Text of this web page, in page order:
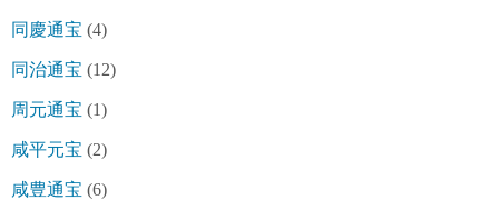
同慶通宝 (4)
同治通宝 (12)
周元通宝 (1)
咸平元宝 (2)
咸豊通宝 (6)